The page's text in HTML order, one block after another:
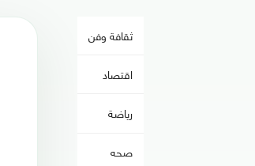
ثقافة وفن
اقتصاد
رياضة
صحه